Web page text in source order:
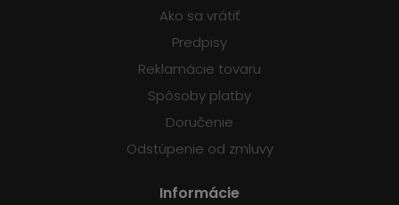
Ako sa vrátiť
Predpisy
Reklamácie tovaru
Spôsoby platby
Doručenie
Odstúpenie od zmluvy
Informácie